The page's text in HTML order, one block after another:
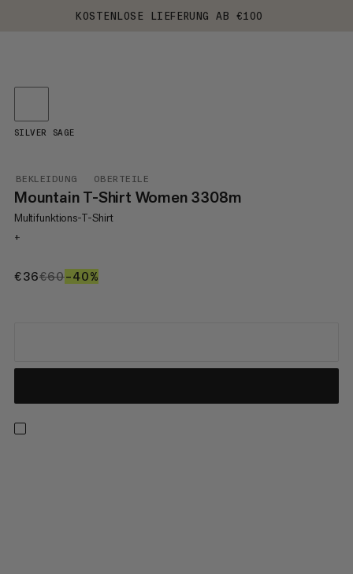
KOSTENLOSE LIEFERUNG AB €100
BEKLEIDUNG OBERTEILE
Mountain T-Shirt Women 3308m
Multifunktions-T-Shirt
+
€36€36
€60€60
–40%
SILVER SAGE